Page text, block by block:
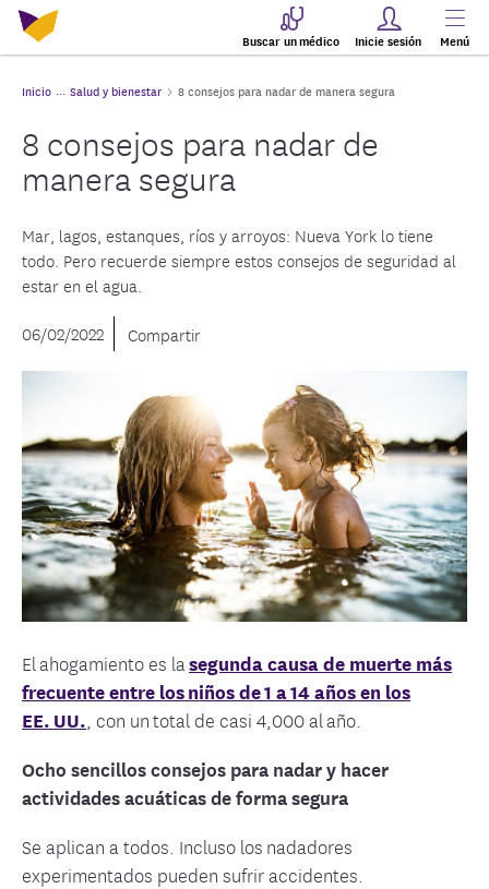
Buscar un médico Inicie sesión Menú
Inicio Salud y bienestar 8 consejos para nadar de manera segura
8 consejos para nadar de
manera segura
Mar, lagos, estanques, ríos y arroyos: Nueva York lo tiene
todo. Pero recuerde siempre estos consejos de seguridad al
estar en el agua.
06/02/2022
Compartir
El ahogamiento es lasegunda causa de muerte más
frecuente entre los niños de 1 a 14 años en los
EE. UU. , con un total de casi 4,000 al año.
Ocho sencillos consejos para nadar y hacer
actividades acuáticas de forma segura
Se aplican a todos. Incluso los nadadores
experimentados pueden sufrir accidentes.